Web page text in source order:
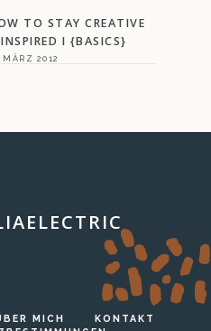
TO STAY CREATIVE
I {BASICS}
MÄRZ 2012
MICH
KONTAKT